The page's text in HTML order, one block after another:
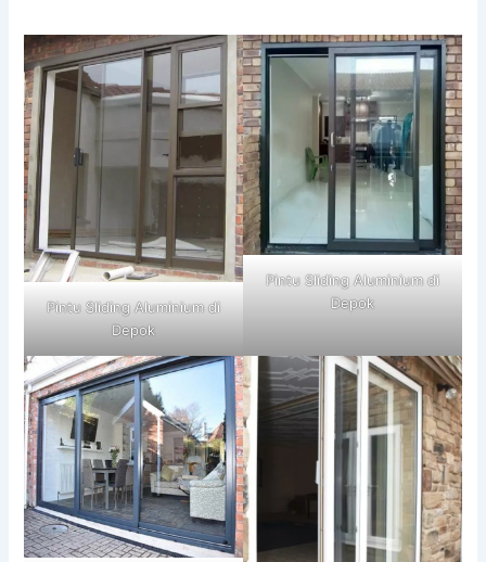
Pintu Sliding Aluminium di
Depok
Pintu Sliding Aluminium di
Depok